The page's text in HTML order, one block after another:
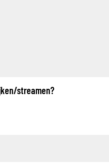
streamen?